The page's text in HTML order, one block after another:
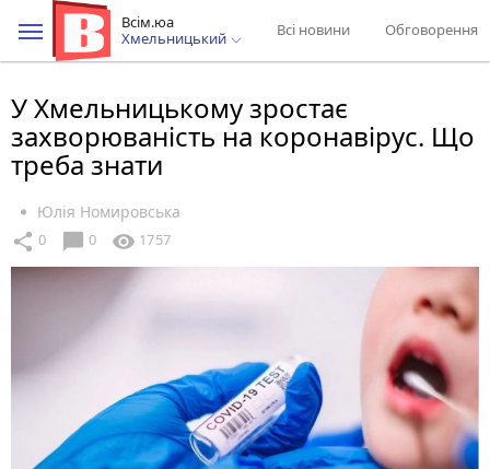
Всім.юа
Хмельницький
Всі новини Обговорення
У Хмельницькому зростає
захворюваність на коронавірус. Що
треба знати
Юлія Номировська
share 0 chat_bubble 0 visibility 1757